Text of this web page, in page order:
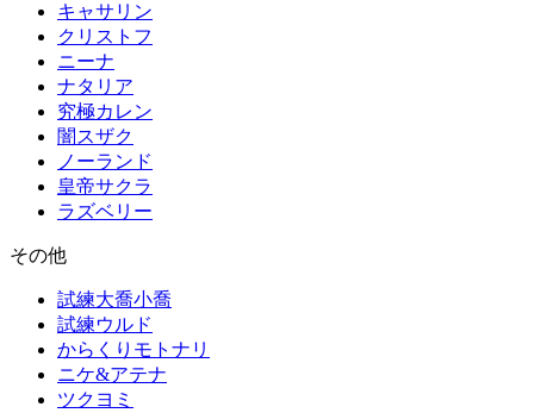
キャサリン
クリストフ
ニーナ
ナタリア
究極カレン
闇スザク
ノーランド
皇帝サクラ
ラズベリー
その他
試練大喬小喬
試練ウルド
からくりモトナリ
ニケ&アテナ
ツクヨミ